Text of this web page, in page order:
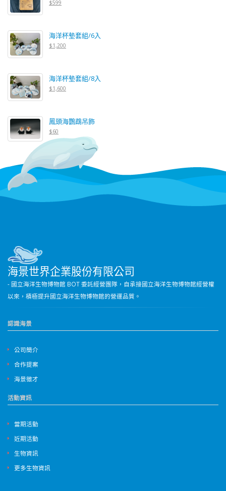
$599
海洋杯墊套組/6入
$1,200
海洋杯墊套組/8入
$1,600
鳳頭海鸚鵡吊飾
$60
海景世界企業股份有限公司
- 國立海洋生物博物館 BOT 委託經營團隊，自承接國立海洋生物博物館經營權
以來，積極提升國立海洋生物博物館的營運品質。
認識海景
公司簡介
合作提案
海景徵才
活動資訊
當期活動
近期活動
生物資訊
更多生物資訊